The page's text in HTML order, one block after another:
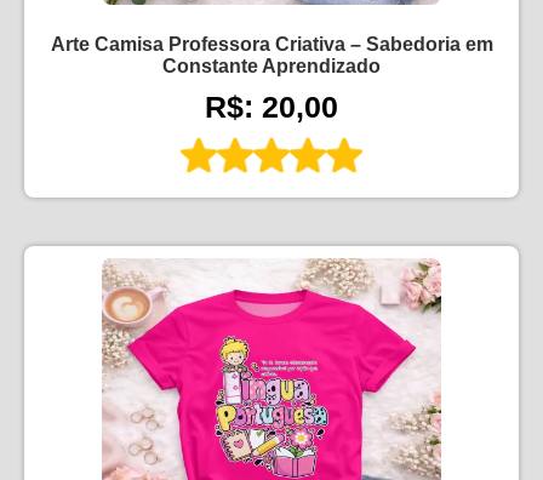
Arte Camisa Professora Criativa – Sabedoria em
Constante Aprendizado
R$: 20,00